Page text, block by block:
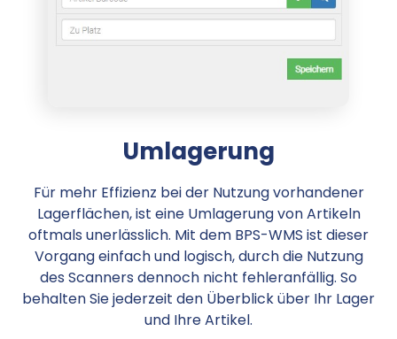
Umlagerung
Für mehr Effizienz bei der Nutzung vorhandener
Lagerflächen, ist eine Umlagerung von Artikeln
oftmals unerlässlich. Mit dem BPS-WMS ist dieser
Vorgang einfach und logisch, durch die Nutzung
des Scanners dennoch nicht fehleranfällig. So
behalten Sie jederzeit den Überblick über Ihr Lager
und Ihre Artikel.